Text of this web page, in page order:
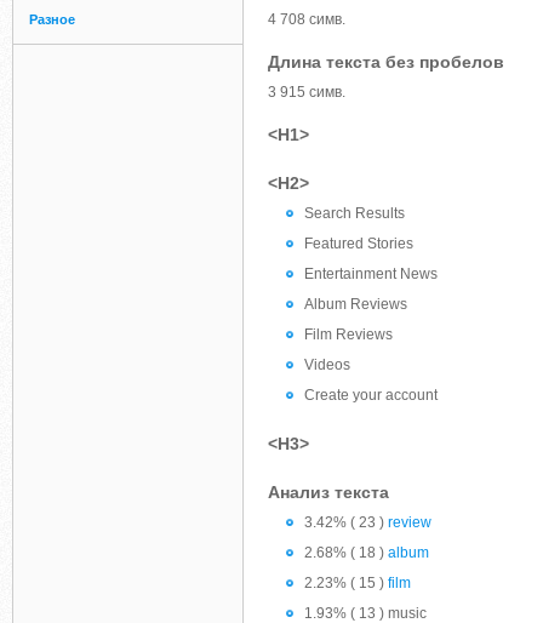
Разное 4 708 симв.
Длина текста без пробелов
3 915 симв.
<H1>
<H2>
Search Results
Featured Stories
Entertainment News
Album Reviews
Film Reviews
Videos
Create your account
<H3>
Анализ текста
3.42% ( 23 ) review
2.68% ( 18 ) album
2.23% ( 15 ) film
1.93% ( 13 ) music